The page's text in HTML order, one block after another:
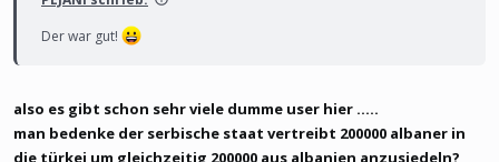
Der war gut!
also es gibt schon sehr viele dumme user hier .....
man bedenke der serbische staat vertreibt 200000 albaner in
die türkei um gleichzeitig 200000 aus albanien anzusiedeln?